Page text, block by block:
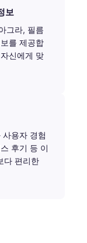
보
그라, 필름
를 제공합
신에게 맞
용자 경험
후기 등 이
다 편리한